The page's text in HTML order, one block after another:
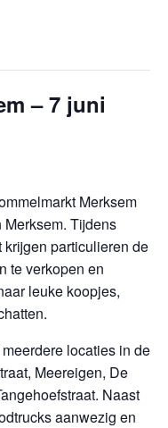
– 7 juni
Merksem
Tijdens
particulieren de
te verkopen en
leuke koopjes,
locaties in de
Meereigen, De
Naast
aanwezig en